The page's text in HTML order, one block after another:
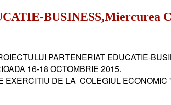
BUSINESS,Miercurea
PARTENERIAT EDUCATIE-
16-18 OCTOMBRIE 2015.
DE LA COLEGIUL ECONOMIC